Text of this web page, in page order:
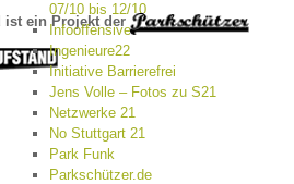
07/10 bis 12/10
Infooffensive
Ingenieure22
Initiative Barrierefrei
Jens Volle – Fotos zu S21
Netzwerke 21
No Stuttgart 21
Park Funk
Parkschützer.de
ist ein Projekt der